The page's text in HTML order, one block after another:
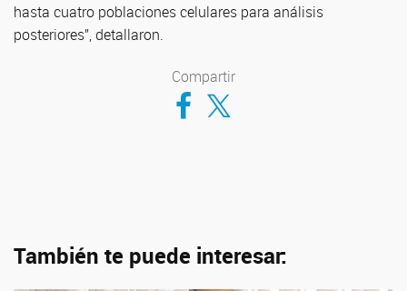
hasta cuatro poblaciones celulares para análisis
posteriores”, detallaron.
Compartir
Compartir en Facebook
Compartir en Twitter
También te puede interesar: